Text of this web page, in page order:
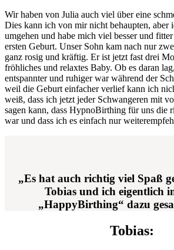
Wir haben von Julia auch viel über eine
Dies kann ich von mir nicht behaupten, aber
umgehen und habe mich viel besser und
ersten Geburt. Unser Sohn kam nach nur
ganz rosig und kräftig. Er ist jetzt fast drei
fröhliches und relaxtes Baby. Ob es daran
entspannter und ruhiger war während der
weil die Geburt einfacher verlief kann ich
weiß, dass ich jetzt jeder Schwangeren mit
sagen kann, dass HypnoBirthing für uns die
war und dass ich es einfach nur
„Es hat auch richtig viel Spaß
Tobias und ich eigentlich
„HappyBirthing“ dazu
Tobias: